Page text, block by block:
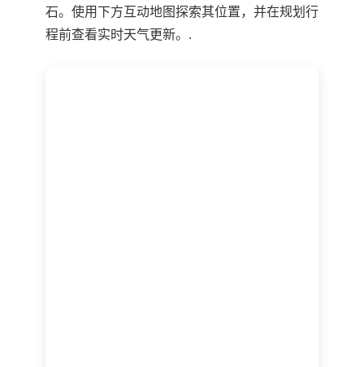
石。使用下方互动地图探索其位置，并在规划行
程前查看实时天气更新。.